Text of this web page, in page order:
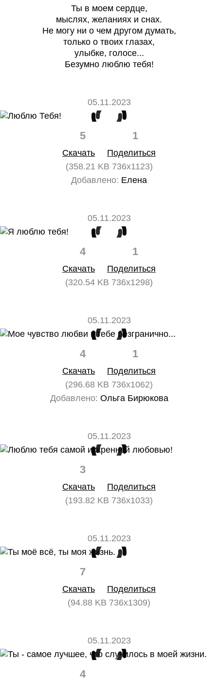
Ты в моем сердце,
мыслях, желаниях и снах.
Не могу ни о чем другом думать,
только о твоих глазах,
улыбке, голосе...
Безумно люблю тебя!
05.11.2023
5 1
Скачать
Поделиться
(358.21 KB 736x1123)
Добавлено: Елена
05.11.2023
4 1
Скачать
Поделиться
(320.54 KB 736x1298)
05.11.2023
4 1
Скачать
Поделиться
(296.68 KB 736x1062)
Добавлено: Ольга Бирюкова
05.11.2023
3
Скачать
Поделиться
(193.82 KB 736x1033)
05.11.2023
7
Скачать
Поделиться
(94.88 KB 736x1309)
05.11.2023
4